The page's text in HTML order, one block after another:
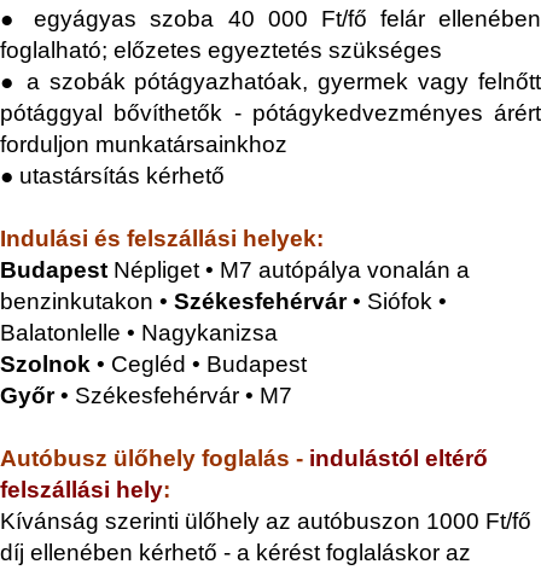
● egyágyas szoba 40 000 Ft/fő felár ellenében
foglalható; előzetes egyeztetés szükséges
● a szobák pótágyazhatóak, gyermek vagy felnőtt
pótággyal bővíthetők - pótágykedvezményes árért
forduljon munkatársainkhoz
● utastársítás kérhető
Indulási és felszállási helyek:
Budapest Népliget • M7 autópálya vonalán a
benzinkutakon • Székesfehérvár• Siófok •
Balatonlelle • Nagykanizsa
Szolnok • Cegléd • Budapest
Győr• Székesfehérvár • M7
Autóbusz ülőhely foglalás - indulástól eltérő
felszállási hely:
Kívánság szerinti ülőhely az autóbuszon 1000 Ft/fő
díj ellenében kérhető - a kérést foglaláskor az